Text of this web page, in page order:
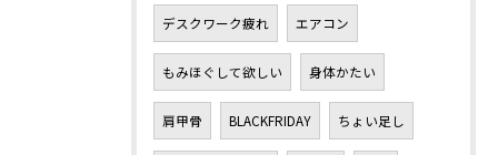
デスクワーク疲れ エアコン
もみほぐして欲しい 身体かたい
肩甲骨 BLACKFRIDAY ちょい足し